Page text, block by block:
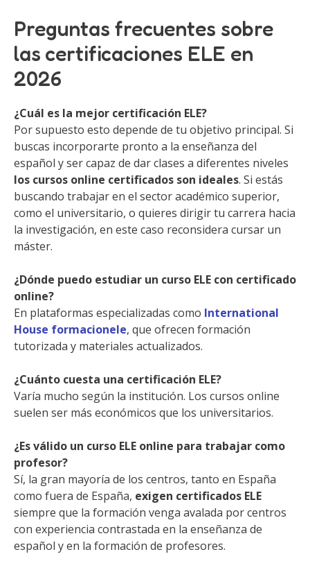
Preguntas frecuentes sobre
las certificaciones ELE en
2026
¿Cuál es la mejor certificación ELE?
Por supuesto esto depende de tu objetivo principal. Si
buscas incorporarte pronto a la enseñanza del
español y ser capaz de dar clases a diferentes niveles
los cursos online certificados son ideales. Si estás
buscando trabajar en el sector académico superior,
como el universitario, o quieres dirigir tu carrera hacia
la investigación, en este caso reconsidera cursar un
máster.
¿Dónde puedo estudiar un curso ELE con certificado
online?
En plataformas especializadas como International
House formacionele, que ofrecen formación
tutorizada y materiales actualizados.
¿Cuánto cuesta una certificación ELE?
Varía mucho según la institución. Los cursos online
suelen ser más económicos que los universitarios.
¿Es válido un curso ELE online para trabajar como
profesor?
Sí, la gran mayoría de los centros, tanto en España
como fuera de España, exigen certificados ELE
siempre que la formación venga avalada por centros
con experiencia contrastada en la enseñanza de
español y en la formación de profesores.